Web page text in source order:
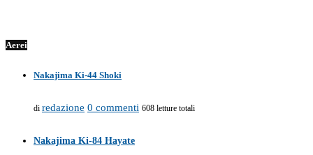
Aerei
Nakajima Ki-44 Shoki
di redazione 0 commenti 608 letture totali
Nakajima Ki-84 Hayate